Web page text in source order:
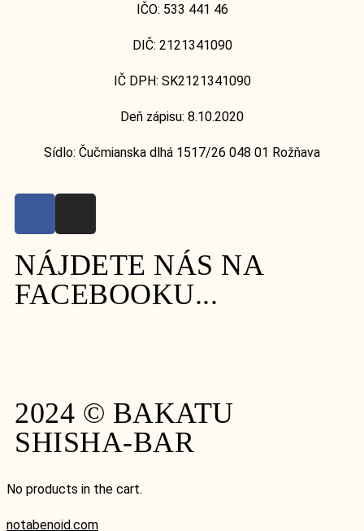
IČO: 533 441 46
DIČ: 2121341090
IČ DPH: SK2121341090
Deň zápisu: 8.10.2020
Sídlo: Čučmianska dlhá 1517/26 048 01 Rožňava
NÁJDETE NÁS NA
FACEBOOKU...
2024 © BAKATU
SHISHA-BAR
No products in the cart.
notabenoid.com